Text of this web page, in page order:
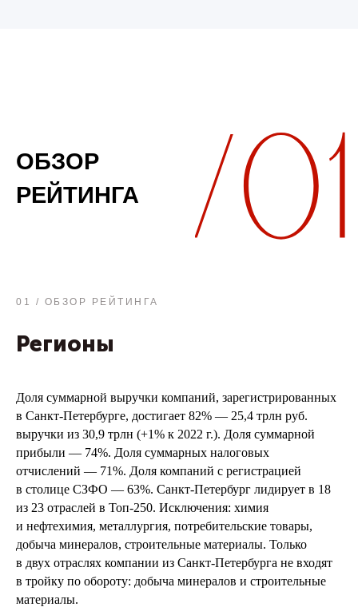
ОБЗОР
РЕЙТИНГА
01 / ОБЗОР РЕЙТИНГА
Регионы
Доля суммарной выручки компаний, зарегистрированных
в Санкт-Петербурге, достигает 82% — 25,4 трлн руб.
выручки из 30,9 трлн (+1% к 2022 г.). Доля суммарной
прибыли — 74%. Доля суммарных налоговых
отчислений — 71%. Доля компаний с регистрацией
в столице СЗФО — 63%. Санкт-Петербург лидирует в 18
из 23 отраслей в Топ-250. Исключения: химия
и нефтехимия, металлургия, потребительские товары,
добыча минералов, строительные материалы. Только
в двух отраслях компании из Санкт-Петербурга не входят
в тройку по обороту: добыча минералов и строительные
материалы.